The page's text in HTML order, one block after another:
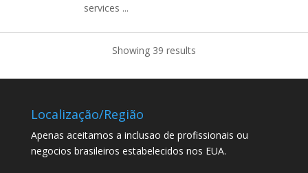
services ...
Showing 39 results
Localização/Região
Apenas aceitamos a inclusao de profissionais ou
negocios brasileiros estabelecidos nos EUA.